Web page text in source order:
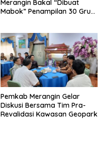
Merangin Bakal “Dibuat
Mabok” Penampilan 30 Grup
Pemkab Merangin Gelar
Diskusi Bersama Tim Pra-
Revalidasi Kawasan Geopark